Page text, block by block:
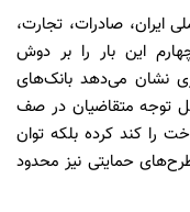
ملت، ملی ایران، صادرات، تجارت،
این بار را بر دوش
نشان می‌دهد بانک‌های
توجه متقاضیان در صف
را کند کرده بلکه توان
حمایتی نیز محدود